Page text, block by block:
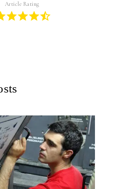
Article Rating